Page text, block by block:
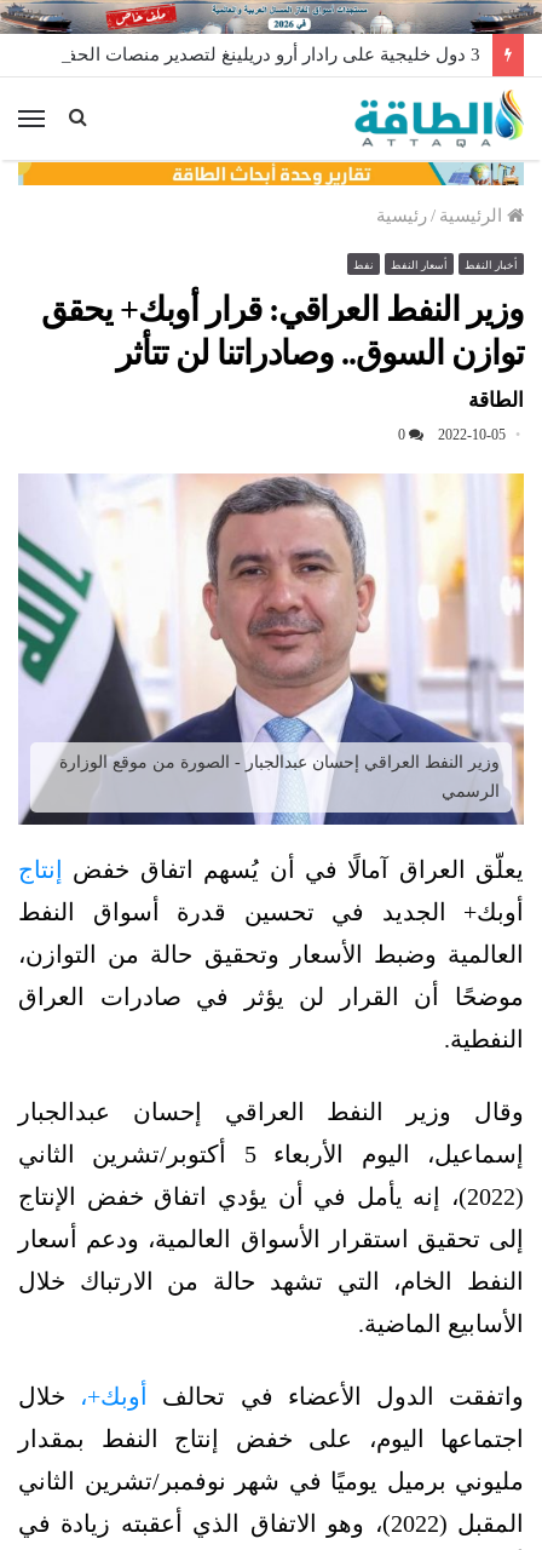
3 دول خليجية على رادار أرو دريلينغ لتصدير منصات الحفر
الرئيسية /رئيسية
أخبار النفط أسعار النفط نفط
وزير النفط العراقي: قرار أوبك+ يحقق
توازن السوق.. وصادراتنا لن تتأثر
الطاقة
2022-10-05
0
وزير النفط العراقي إحسان عبدالجبار - الصورة من موقع الوزارة
الرسمي
يعلّق العراق آمالًا في أن يُسهم اتفاق خفض
إنتاج
أوبك+ الجديد في تحسين قدرة أسواق النفط
العالمية وضبط الأسعار وتحقيق حالة من التوازن،
موضحًا أن القرار لن يؤثر في صادرات العراق
النفطية.
وقال وزير النفط العراقي إحسان عبدالجبار
إسماعيل، اليوم الأربعاء 5 أكتوبر/تشرين الثاني
(2022)، إنه يأمل في أن يؤدي اتفاق خفض الإنتاج
إلى تحقيق استقرار الأسواق العالمية، ودعم أسعار
النفط الخام، التي تشهد حالة من الارتباك خلال
الأسابيع الماضية.
واتفقت الدول الأعضاء في تحالف أوبك+، خلال
اجتماعها اليوم، على خفض إنتاج النفط بمقدار
مليوني برميل يوميًا في شهر نوفمبر/تشرين الثاني
المقبل (2022)، وهو الاتفاق الذي أعقبته زيادة في